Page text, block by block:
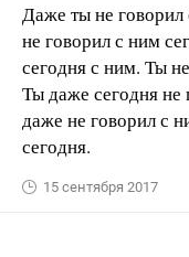
Даже ты не
не говорил с ним
сегодня с ним. Ты
Ты даже сегодня не
даже не говорил с
сегодня.
15 сентября 2017